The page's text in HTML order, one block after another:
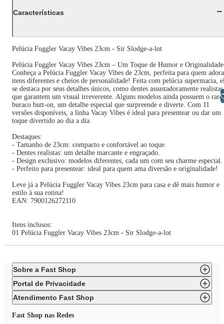
Características
Pelúcia Fuggler Vacay Vibes 23cm - Sir Slodge-a-lot
Pelúcia Fuggler Vacay Vibes 23cm – Um Toque de Humor e
Conheça a Pelúcia Fuggler Vacay Vibes de 23cm, perfeita para quem adora
itens diferentes e cheios de personalidade! Feita com pelúcia supermacia,
se destaca por seus detalhes únicos, como dentes assustadoramente realistas
que garantem um visual irreverente. Alguns modelos ainda possuem o raro
buraco butt-on, um detalhe especial que surpreende e diverte. Com 11
versões disponíveis, a linha Vacay Vibes é ideal para presentear ou dar um
toque divertido ao dia a dia.
Destaques:
- Tamanho de 23cm: compacto e confortável ao toque.
- Dentes realistas: um detalhe marcante e engraçado.
- Design exclusivo: modelos diferentes, cada um com seu charme especial.
- Perfeito para presentear: ideal para quem ama diversão e originalidade!
Leve já a Pelúcia Fuggler Vacay Vibes 23cm para casa e dê mais humor e
estilo à sua rotina!
EAN: 7900126272110
Itens inclusos:
01 Pelúcia Fuggler Vacay Vibes 23cm - Sir Slodge-a-lot
Sobre a Fast Shop
Portal de Privacidade
Atendimento Fast Shop
Fast Shop nas Redes
Libras